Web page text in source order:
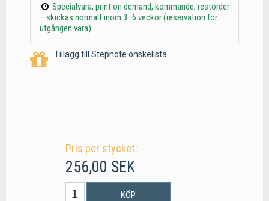
Specialvara, print on demand, kommande, restorder
– skickas normalt inom 3–6 veckor (reservation för
utgången vara)
Tillägg till Stepnote önskelista
Pris per stycket:
256,00 SEK
KÖP